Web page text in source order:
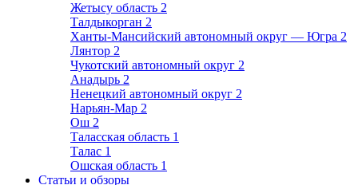
Жетысу область 2
Талдыкорган 2
Ханты-Мансийский автономный округ — Югра 2
Лянтор 2
Чукотский автономный округ 2
Анадырь 2
Ненецкий автономный округ 2
Нарьян-Мар 2
Ош 2
Таласская область 1
Талас 1
Ошская область 1
Статьи и обзоры